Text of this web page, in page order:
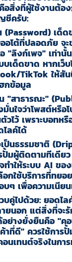
อสิ่งที่ผู้ใช้งานต้อ
ชีครับ:
(Password) เด็ด
อโต้ที่ปลอดภัย จ
"ลิงก์เพจ" เท่านั้น
บเด็ดขาด หากเว็
TikTok ให้สั
กข้อมูล
"สาธารณะ"
นใจว่าโพสต์หรือ
ไว้ เพราะบอทหรื
ไลค์ได้
ป็นธรรมชาติ
ปั้มผู้ติดตามทีเดีย
ทำให้ระบบ AI ข
อกใช้บริการที่ทย
บๆ เพื่อความเนีย
บคู่ไปด้วย: ยอดไล
ยนอก แต่สิ่งที่จะ
อย่างยั่งยืนคือ "ค
าที่ดี" ควรใช้การ
นเทนต์จริงในกา